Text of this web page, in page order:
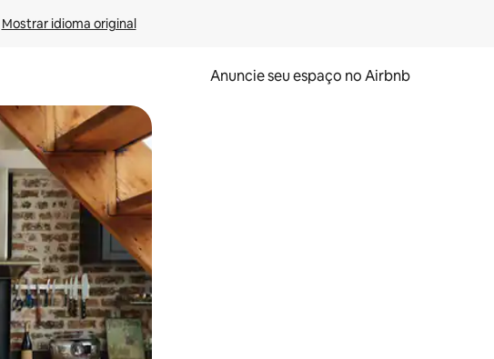
Mostrar idioma original
Anuncie seu espaço no Airbnb